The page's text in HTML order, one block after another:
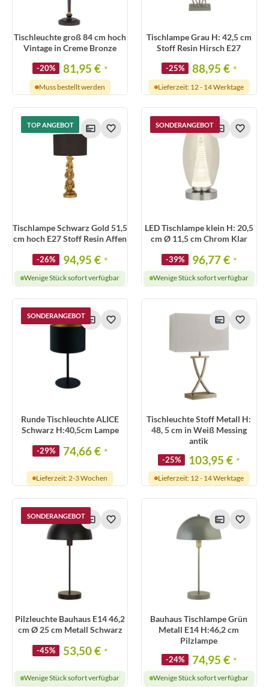
Tischleuchte groß 84 cm hoch
Vintage in Creme Bronze
-20% 81,95 € *
Muss bestellt werden
Tischlampe Grau H: 42,5 cm
Stoff Resin Hirsch E27
-25% 88,95 € *
Lieferzeit: 12 - 14 Werktage
TOP ANGEBOT
Tischlampe Schwarz Gold 51,5
cm hoch E27 Stoff Resin Affen
-26% 94,95 € *
Wenige Stück sofort verfügbar
SONDERANGEBOT
LED Tischlampe klein H: 20,5
cm Ø 11,5 cm Chrom Klar
-39% 96,77 € *
Wenige Stück sofort verfügbar
SONDERANGEBOT
Runde Tischleuchte ALICE
Schwarz H:40,5cm Lampe
-29% 74,66 € *
Lieferzeit: 2-3 Wochen
Tischleuchte Stoff Metall H:
48, 5 cm in Weiß Messing
antik
-25% 103,95 € *
Lieferzeit: 12 - 14 Werktage
SONDERANGEBOT
Pilzleuchte Bauhaus E14 46,2
cm Ø 25 cm Metall Schwarz
-45% 53,50 € *
Wenige Stück sofort verfügbar
Bauhaus Tischlampe Grün
Metall E14 H:46,2 cm
Pilzlampe
-24% 74,95 € *
Wenige Stück sofort verfügbar